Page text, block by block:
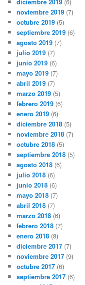
noviembre 2019 (7)
octubre 2019 (5)
septiembre 2019 (6)
agosto 2019 (7)
julio 2019 (7)
junio 2019 (6)
mayo 2019 (7)
abril 2019 (7)
marzo 2019 (5)
febrero 2019 (6)
enero 2019 (6)
diciembre 2018 (5)
noviembre 2018 (7)
octubre 2018 (5)
septiembre 2018 (5)
agosto 2018 (6)
julio 2018 (6)
junio 2018 (6)
mayo 2018 (7)
abril 2018 (7)
marzo 2018 (6)
febrero 2018 (7)
enero 2018 (8)
diciembre 2017 (7)
noviembre 2017 (9)
octubre 2017 (6)
septiembre 2017 (6)